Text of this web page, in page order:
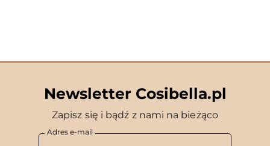
Newsletter Cosibella.pl
Zapisz się i bądź z nami na bieżąco
Adres e-mail